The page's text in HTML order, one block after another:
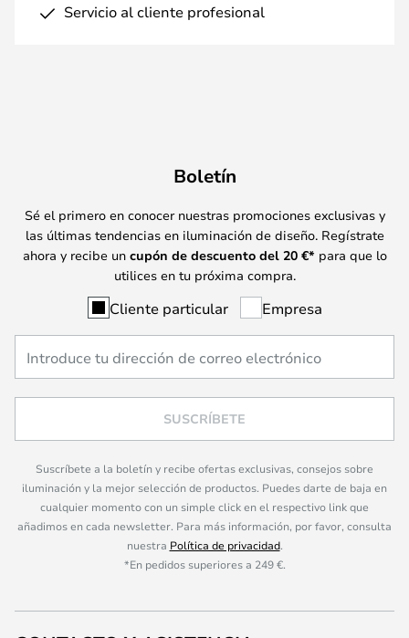
Servicio al cliente profesional
Boletín
Sé el primero en conocer nuestras promociones exclusivas y
las últimas tendencias en iluminación de diseño. Regístrate
ahora y recibe un cupón de descuento del 20 €* para que lo
utilices en tu próxima compra.
Cliente particular Empresa
SUSCRÍBETE
Suscríbete a la boletín y recibe ofertas exclusivas, consejos sobre
iluminación y la mejor selección de productos. Puedes darte de baja en
cualquier momento con un simple click en el respectivo link que
añadimos en cada newsletter. Para más información, por favor, consulta
nuestra Política de privacidad.
*En pedidos superiores a 249 €.